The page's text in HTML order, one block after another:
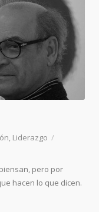
Liderazgo
pero por
hacen lo que dicen.